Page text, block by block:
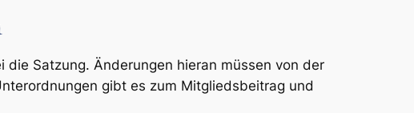
Satzung. Änderungen hieran müssen von der
gibt es zum Mitgliedsbeitrag und